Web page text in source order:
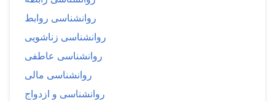
روانشناسی روابط
روانشناسی زناشویی
روانشناسی عاطفی
روانشناسی مالی
روانشناسی و ازدواج